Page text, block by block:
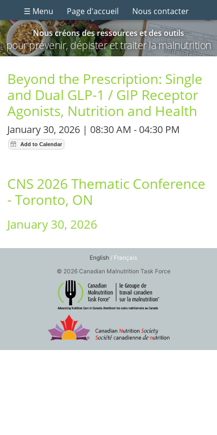
☰ Menu Page d'accueil Nous contacter
Nous créons des ressources et des outils
pour prévenir, dépister et traiter la malnutrition
Beyond the Prescription: Single
and Dual GLP-1 / GIP Receptor
Agonists, Nutrition and Health
January 30, 2026 | 08:30 AM - 04:30 PM
CNS 2026 Thematic Conference
- Toronto, ON
January 30, 2026
English / Français
© 2026 Canadian Malnutrition Task Force